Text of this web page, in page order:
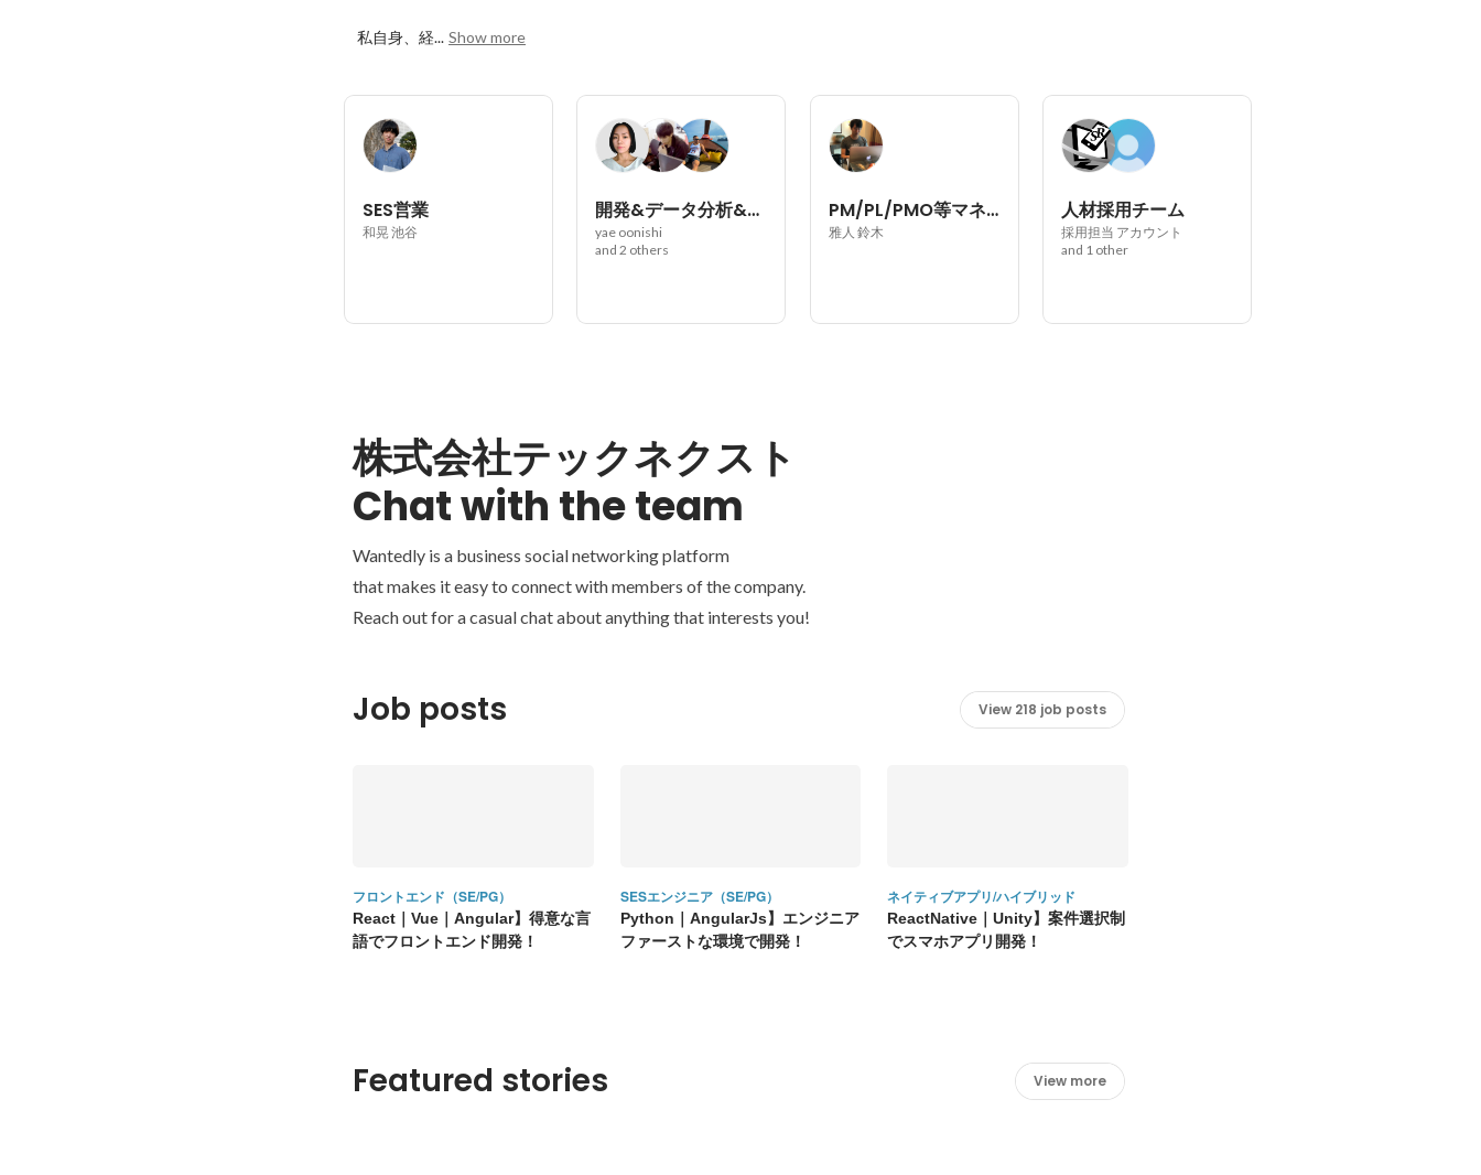
私自身、経... Show more
SES営業
和晃 池谷
開発&データ分析&AIチーム
yae oonishi
and 2 others
PM/PL/PMO等マネジメントチーム
雅人 鈴木
人材採用チーム
採用担当 アカウント
and 1 other
株式会社テックネクスト
Chat with the team
Wantedly is a business social networking platform
that makes it easy to connect with members of the company.
Reach out for a casual chat about anything that interests you!
Job posts View 218 job posts
フロントエンド（SE/PG）
React｜Vue｜Angular】得意な言
語でフロントエンド開発！
SESエンジニア（SE/PG）
Python｜AngularJs】エンジニア
ファーストな環境で開発！
ネイティブアプリ/ハイブリッド
ReactNative｜Unity】案件選択制
でスマホアプリ開発！
Featured stories View more